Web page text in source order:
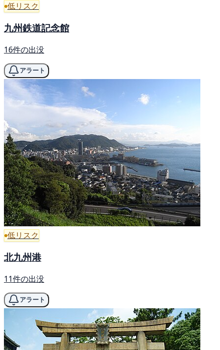
低リスク
九州鉄道記念館
16件の出没
アラート
低リスク
北九州港
11件の出没
アラート